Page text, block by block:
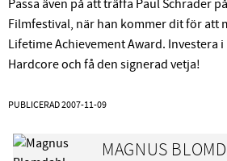
Passa även på att träffa Paul Schrader
Filmfestival, när han kommer dit för att
Lifetime Achievement Award. Investera
Hardcore och få den signerad vetja!
PUBLICERAD2007-11-09
MAGNUS